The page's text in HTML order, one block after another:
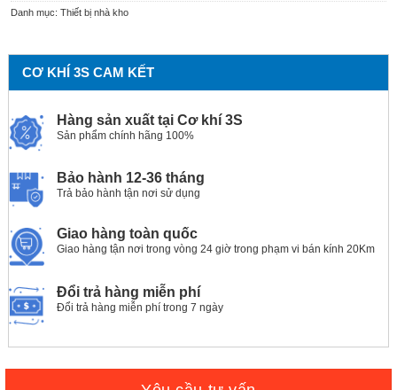
Danh mục: Thiết bị nhà kho
CƠ KHÍ 3S CAM KẾT
Hàng sản xuất tại Cơ khí 3S
Sản phẩm chính hãng 100%
Bảo hành 12-36 tháng
Trả bảo hành tận nơi sử dụng
Giao hàng toàn quốc
Giao hàng tận nơi trong vòng 24 giờ trong phạm vi bán kính 20Km
Đổi trả hàng miễn phí
Đổi trả hàng miễn phí trong 7 ngày